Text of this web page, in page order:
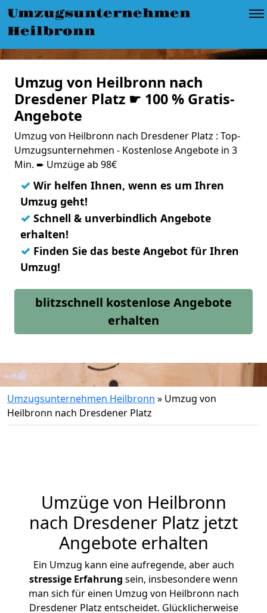
Umzugsunternehmen
Heilbronn
Umzug von Heilbronn nach
Dresdener Platz ☛ 100 % Gratis-
Angebote
Umzug von Heilbronn nach Dresdener Platz : Top-
Umzugsunternehmen - Kostenlose Angebote in 3
Min. ➨ Umzüge ab 98€
✓ Wir helfen Ihnen, wenn es um Ihren
Umzug geht!
✓ Schnell & unverbindlich Angebote
erhalten!
✓ Finden Sie das beste Angebot für Ihren
Umzug!
blitzschnell kostenlose Angebote
erhalten
Umzugsunternehmen Heilbronn » Umzug von
Heilbronn nach Dresdener Platz
Umzüge von Heilbronn
nach Dresdener Platz jetzt
Angebote erhalten
Ein Umzug kann eine aufregende, aber auch
stressige Erfahrung sein, insbesondere wenn
man sich für einen Umzug von Heilbronn nach
Dresdener Platz entscheidet. Glücklicherweise